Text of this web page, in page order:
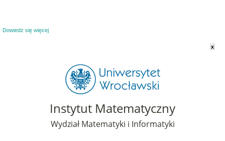
Dowiedz się więcej
x
Instytut Matematyczny
Wydział Matematyki i Informatyki